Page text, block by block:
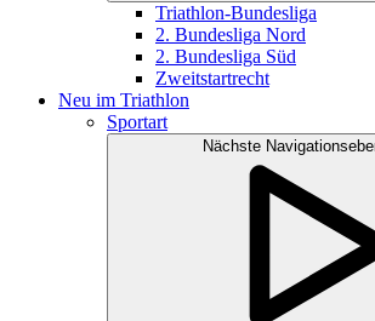
Triathlon-Bundesliga
2. Bundesliga Nord
2. Bundesliga Süd
Zweitstartrecht
Neu im Triathlon
Sportart
Nächste